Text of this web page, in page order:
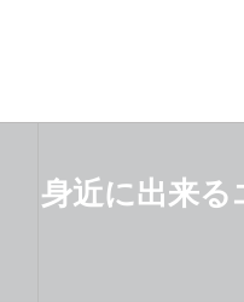
身近に出来